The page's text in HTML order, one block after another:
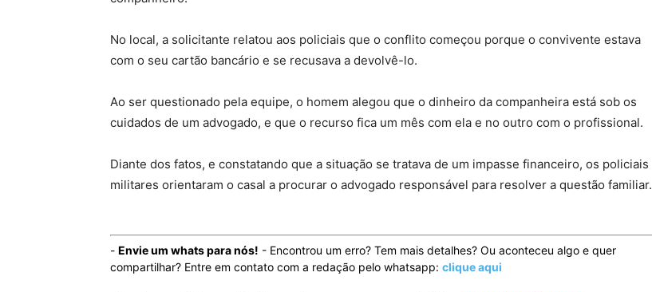
No local, a solicitante relatou aos policiais que o conflito começou porque o convivente estava
com o seu cartão bancário e se recusava a devolvê-lo.
Ao ser questionado pela equipe, o homem alegou que o dinheiro da companheira está sob os
cuidados de um advogado, e que o recurso fica um mês com ela e no outro com o profissional.
Diante dos fatos, e constatando que a situação se tratava de um impasse financeiro, os policiais
militares orientaram o casal a procurar o advogado responsável para resolver a questão familiar.
- Envie um whats para nós! - Encontrou um erro? Tem mais detalhes? Ou aconteceu algo e quer
compartilhar? Entre em contato com a redação pelo whatsapp: clique aqui